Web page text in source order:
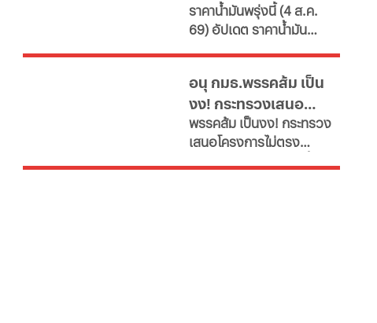
น้ำมันล่าสุด จากปั๊ม
ใหญ่
ราคาน้ำมันพรุ่งนี้ (4 ส.ค.
69) อัปเดต ราคาน้ำมัน
ดีเซล เบนซิน และ แก๊สโซ
ฮอล์
อนุ กมธ.พรรคส้ม เป็น
งง! กระทรวงเสนอ
โครงการไม่ตรงภารกิจ
พรรคส้ม เป็นงง! กระทรวง
เสนอโครงการไม่ตรง